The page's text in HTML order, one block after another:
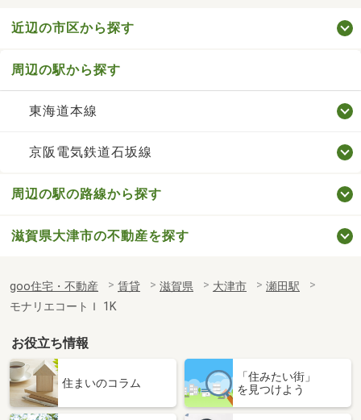
近辺の市区から探す
周辺の駅から探す
東海道本線
京阪電気鉄道石坂線
周辺の駅の路線から探す
滋賀県大津市の不動産を探す
goo住宅・不動産 賃貸 滋賀県 大津市
瀬田駅
モナリエコートＩ 1K
お役立ち情報
住まいのコラム
「住みたい街」
を見つけよう